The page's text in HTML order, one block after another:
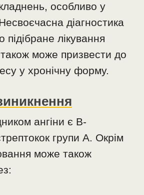
особливо у
діагностика
лікування
може призвести до
у хронічну форму.
ангіни є B-
групи А. Окрім
може також